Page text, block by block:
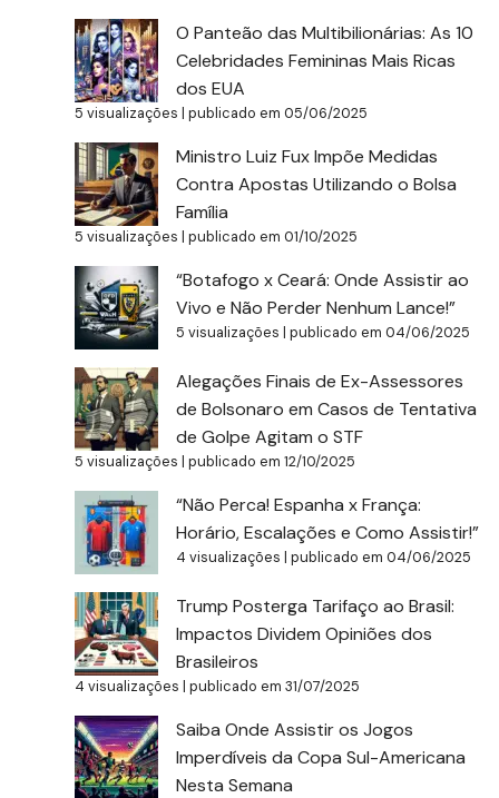
O Panteão das Multibilionárias: As 10
Celebridades Femininas Mais Ricas
dos EUA
5 visualizações |publicado em 05/06/2025
Ministro Luiz Fux Impõe Medidas
Contra Apostas Utilizando o Bolsa
Família
5 visualizações |publicado em 01/10/2025
“Botafogo x Ceará: Onde Assistir ao
Vivo e Não Perder Nenhum Lance!”
5 visualizações |publicado em 04/06/2025
Alegações Finais de Ex-Assessores
de Bolsonaro em Casos de Tentativa
de Golpe Agitam o STF
5 visualizações |publicado em 12/10/2025
“Não Perca! Espanha x França:
Horário, Escalações e Como Assistir!”
4 visualizações |publicado em 04/06/2025
Trump Posterga Tarifaço ao Brasil:
Impactos Dividem Opiniões dos
Brasileiros
4 visualizações |publicado em 31/07/2025
Saiba Onde Assistir os Jogos
Imperdíveis da Copa Sul-Americana
Nesta Semana